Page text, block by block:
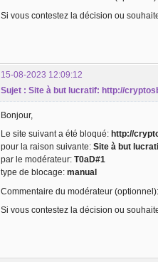
Si vous contestez la décision ou
15-08-2023 12:09:12
Sujet : Site à but lucratif: http://
Bonjour,
Le site suivant a été bloqué: http://
pour la raison suivante: Site à but
par le modérateur: T0aD#1
type de blocage: manual
Commentaire du modérateur (optionnel):
Si vous contestez la décision ou